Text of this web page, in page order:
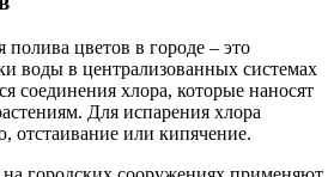
цветов в городе – это
воды в централизованных системах
соединения хлора, которые наносят
Для испарения хлора
отстаивание или кипячение.